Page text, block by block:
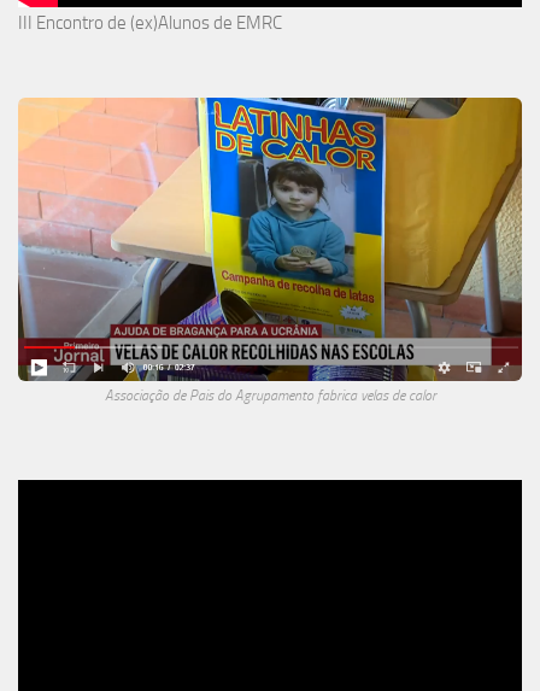
III Encontro de (ex)Alunos de EMRC
Associação de Pais do Agrupamento fabrica velas de calor